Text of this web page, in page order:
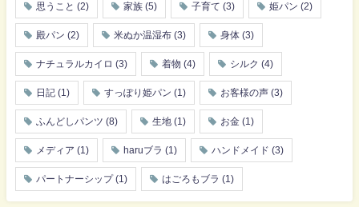
思うこと (2) 家族 (5) 子育て (3) 姫パン (2)
殿パン (2) 米ぬか温湿布 (3) 身体 (3)
ナチュラルカイロ (3) 着物 (4) シルク (4)
日記 (1) すっぽり姫パン (1) お客様の声 (3)
ふんどしパンツ (8) 生地 (1) お金 (1)
メディア (1) haruブラ (1) ハンドメイド (3)
パートナーシップ(1) はごろもブラ (1)